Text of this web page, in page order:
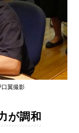
口翼撮影
が調和